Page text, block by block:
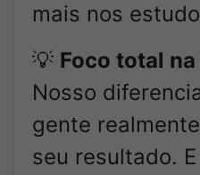
mais nos
💡 Foco total
Nosso
gente
seu resultado.